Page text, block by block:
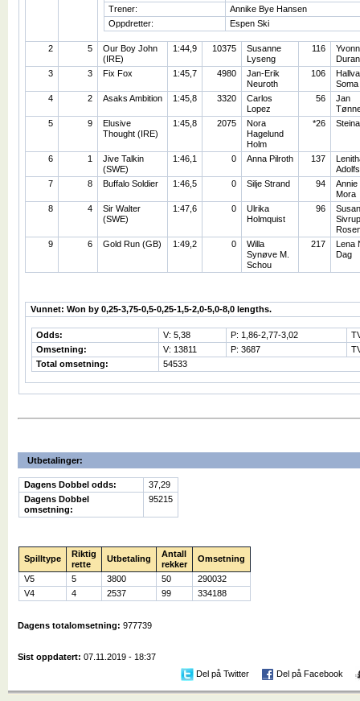
Trener:
Annike Bye Hansen
Oppdretter:
Espen Ski
2 5
Our Boy John
(IRE)
1:44,9 10375
Susanne
Lyseng
116
3
3 Fix Fox 1:45,7 4980
Jan-Erik
Neuroth
106
Soma
4
2 Asaks Ambition 1:45,8 3320
Carlos
Lopez
56
Jan
5
9
Elusive
Thought (IRE)
1:45,8 2075
Nora
Hagelund
Holm
*26
6 1
Jive Talkin
(SWE)
1:46,1 0 Anna Pilroth 137
7
8 Buffalo Soldier 1:46,5 0 Silje Strand 94
Annie
Mora
8
4
Sir Walter
(SWE)
1:47,6 0
Ulrika
Holmquist
96
9
6 Gold Run (GB) 1:49,2 0
Willa
Synøve M.
Schou
217
Lena
Dag
Vunnet: Won by 0,25-3,75-0,5-0,25-1,5-2,0-5,0-8,0 lengths.
Odds: V: 5,38 P: 1,86-2,77-3,02
Omsetning:
V: 13811 P: 3687
Total omsetning:
54533
Utbetalinger:
Dagens Dobbel odds:
37,29
Dagens Dobbel
omsetning:
95215
Spilltype
Riktig
rette
Utbetaling
Antall
rekker
Omsetning
V5 5 3800 50
290032
V4
4 2537 99 334188
Dagens totalomsetning:977739
Sist oppdatert:07.11.2019 - 18:37
Del på Twitter
Del på Facebook